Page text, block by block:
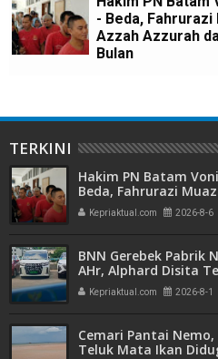
- Beda, Fahrurazi
Azzah Azzurah
Bulan
TERKINI
Hakim PN Batam
Beda, Fahrurazi
Azzurah dan Risma
Kepriaktual.com 2026-8-6
BNN Gerebek Pabrik
AHr, Alphard Disita
Mitra Usaha Properti
Kepriaktual.com 2026-8-1
Cemari Pantai
Teluk Mata Ikan